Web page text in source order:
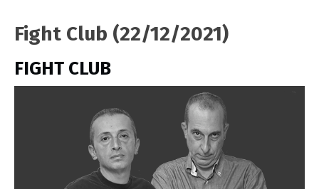
Fight Club (22/12/2021)
FIGHT CLUB